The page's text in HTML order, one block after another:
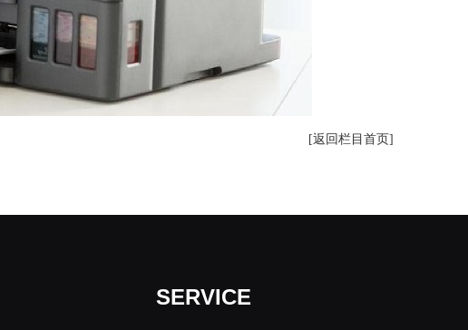
[返回栏目首页]
SERVICE